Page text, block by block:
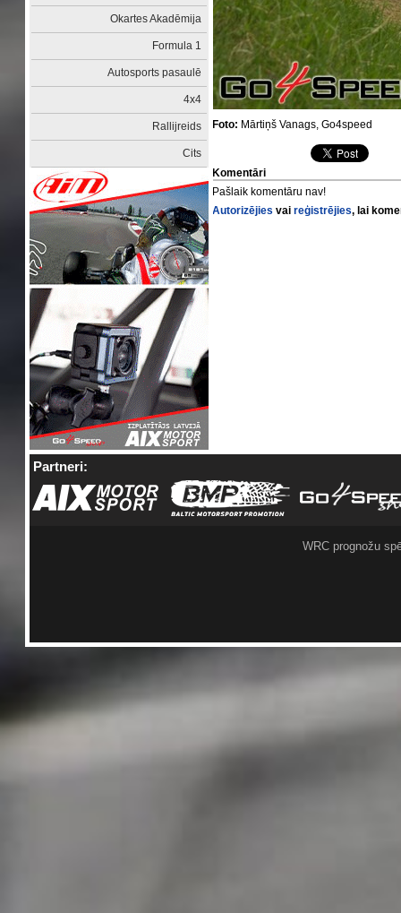
Okartes Akadēmija
Formula 1
Autosports pasaulē
4x4
Rallijreids
Cits
Foto: Mārtiņš Vanags, Go4speed
Komentāri
Pašlaik komentāru nav!
Autorizējies vaireģistrējies, lai
Partneri:
WRC prognožu